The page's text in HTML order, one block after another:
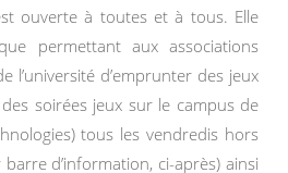
ouverte à toutes et à tous. Elle
permettant aux associations
l’université d’emprunter des jeux
soirées jeux sur le campus de
tous les vendredis hors
d’information, ci-après) ainsi